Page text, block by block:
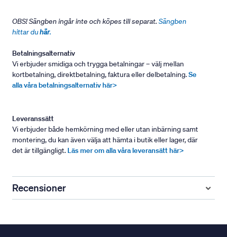
OBS! Sängben ingår inte och köpes till separat. Sängben
hittar duhär.
Betalningsalternativ
Vi erbjuder smidiga och trygga betalningar – välj mellan
kortbetalning, direktbetalning, faktura eller delbetalning.Se
alla våra betalningsalternativ här>
Leveranssätt
Vi erbjuder både hemkörning med eller utan inbärning samt
montering, du kan även välja att hämta i butik eller lager, där
det är tillgängligt. Läs mer om alla våra leveransätt här>
Recensioner